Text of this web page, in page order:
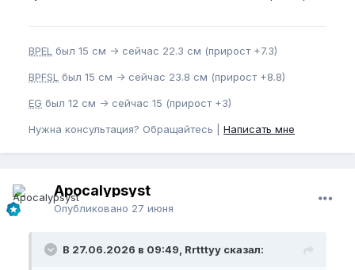
BPEL был 15 см -> сейчас 22.3 см (прирост +7.3)
BPFSL был 15 см -> сейчас 23.8 см (прирост +8.8)
EG был 12 см -> сейчас 15 (прирост +3)
Нужна консультация? Обращайтесь | Написать мне
Apocalypsyst
Опубликовано 27 июня
В 27.06.2026 в 09:49, Rrtttyy сказал: